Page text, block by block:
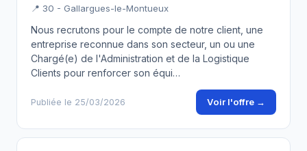
📍 30 - Gallargues-le-Montueux
Nous recrutons pour le compte de notre client, une
entreprise reconnue dans son secteur, un ou une
Chargé(e) de l'Administration et de la Logistique
Clients pour renforcer son équi…
Publiée le 25/03/2026 Voir l'offre →